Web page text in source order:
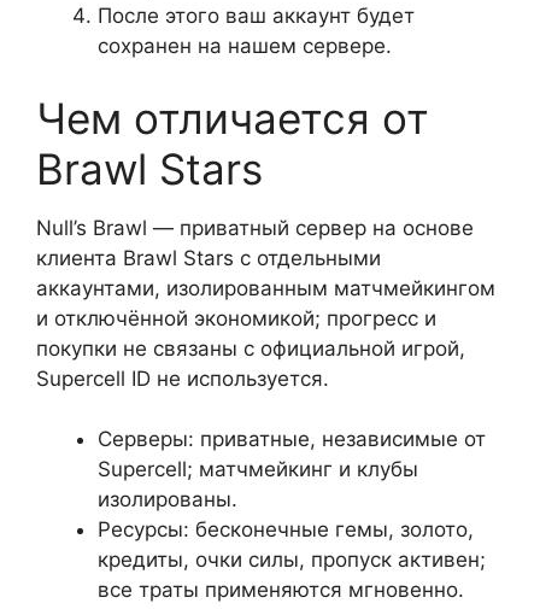
После этого ваш аккаунт будет
сохранен на нашем сервере.
Чем отличается от
Brawl Stars
Null’s Brawl — приватный сервер на основе
клиента Brawl Stars с отдельными
аккаунтами, изолированным матчмейкингом
и отключённой экономикой; прогресс и
покупки не связаны с официальной игрой,
Supercell ID не используется.
Серверы: приватные, независимые от
Supercell; матчмейкинг и клубы
изолированы.
Ресурсы: бесконечные гемы, золото,
кредиты, очки силы, пропуск активен;
все траты применяются мгновенно.